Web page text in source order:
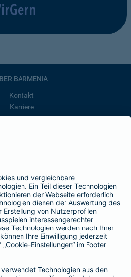
BARMENIA
Kontakt
Karriere
der BarmeniaGothaer
SEITEN
Zusatzversicherung